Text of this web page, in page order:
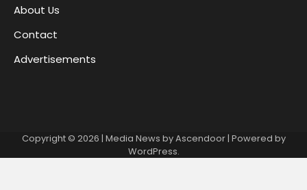
About Us
Contact
Advertisements
Copyright © 2026 | Media News byAscendoor| Powered by
WordPress.